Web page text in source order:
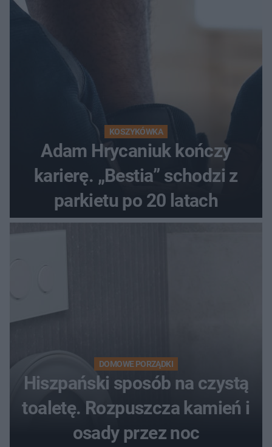
KOSZYKÓWKA
Adam Hrycaniuk kończy
karierę. „Bestia” schodzi z
parkietu po 20 latach
DOMOWE PORZĄDKI
Hiszpański sposób na czystą
toaletę. Rozpuszcza kamień i
osady przez noc